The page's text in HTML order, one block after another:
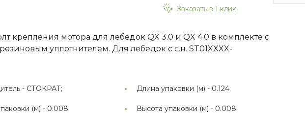
Заказать в 1 клик
крепления мотора для лебедок QX 3.0 и QX 4.0 в комплекте с
уплотнителем. Для лебедок с с.н. ST01XXXX-
- СТОКРАТ; Длина упаковки (м) - 0.124;
(м) - 0.008; Высота упаковки (м) - 0.008;